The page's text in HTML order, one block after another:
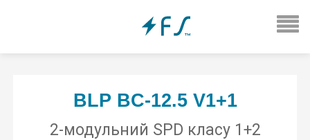
BLP BC-12.5 V1+1
2-модульний SPD класу 1+2